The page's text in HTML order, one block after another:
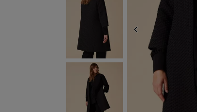
ZURÜCK